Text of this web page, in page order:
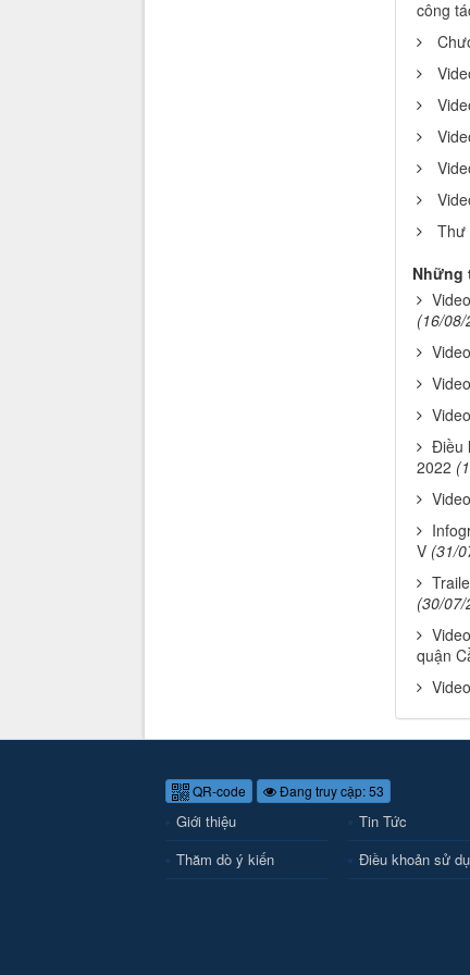
công
Thư
Những
(16/08/
Điều
2022
V (31/
(30/07/
quận
QR-code Đang truy cập: 53
Giới thiệu
Tin Tức
Thăm dò ý kiến
Điều khoản sử